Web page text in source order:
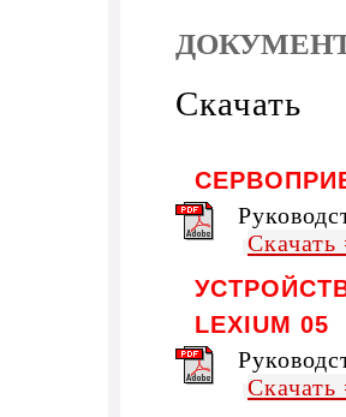
Скачать
Скачать
LEXIUM 05
Скачать